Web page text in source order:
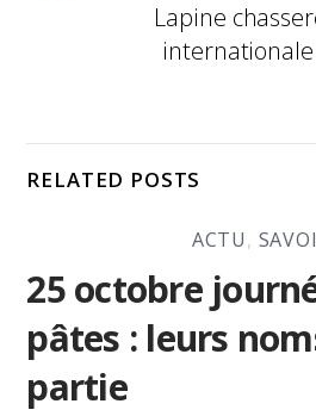
Lapine
RELATED POSTS
ACTU,
25 octobre
pâtes : leurs
partie